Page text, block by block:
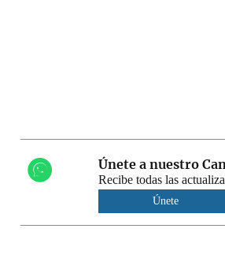
Únete a nuestro
Recibe todas las
Únete